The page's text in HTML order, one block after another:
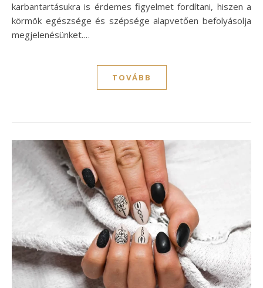
karbantartásukra is érdemes figyelmet fordítani, hiszen a
körmök egészsége és szépsége alapvetően befolyásolja
megjelenésünket.…
TOVÁBB